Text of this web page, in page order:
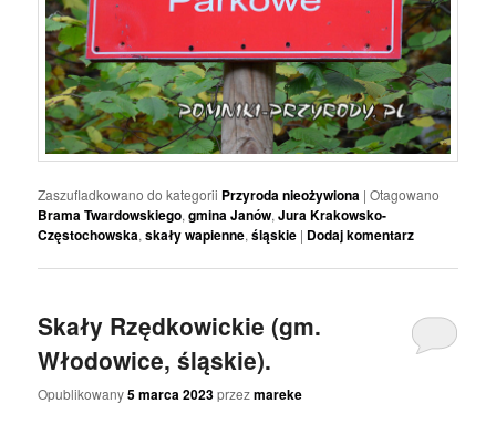
Zaszufladkowano do kategorii Przyroda nieożywiona |Otagowano
Brama Twardowskiego,gmina Janów,Jura Krakowsko-
Częstochowska,skały wapienne,śląskie | Dodaj komentarz
Skały Rzędkowickie (gm.
Włodowice, śląskie).
Opublikowany5 marca 2023przezmareke